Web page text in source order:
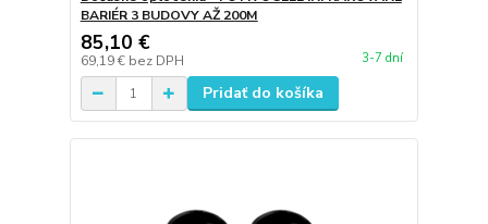
BARIÉR 3 BUDOVY AŽ 200M
85,10 €
69,19 € bez DPH 3-7 dní
Pridať do košíka